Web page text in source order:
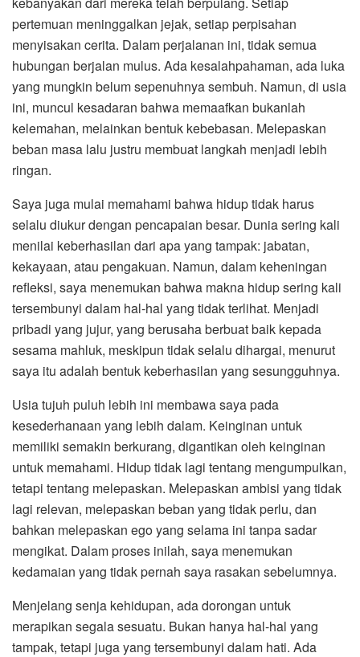
pertemuan meninggalkan jejak, setiap perpisahan
menyisakan cerita. Dalam perjalanan ini, tidak semua
hubungan berjalan mulus. Ada kesalahpahaman, ada luka
yang mungkin belum sepenuhnya sembuh. Namun, di usia
ini, muncul kesadaran bahwa memaafkan bukanlah
kelemahan, melainkan bentuk kebebasan. Melepaskan
beban masa lalu justru membuat langkah menjadi lebih
ringan.
Saya juga mulai memahami bahwa hidup tidak harus
selalu diukur dengan pencapaian besar. Dunia sering kali
menilai keberhasilan dari apa yang tampak: jabatan,
kekayaan, atau pengakuan. Namun, dalam keheningan
refleksi, saya menemukan bahwa makna hidup sering kali
tersembunyi dalam hal-hal yang tidak terlihat. Menjadi
pribadi yang jujur, yang berusaha berbuat baik kepada
sesama mahluk, meskipun tidak selalu dihargai, menurut
saya itu adalah bentuk keberhasilan yang sesungguhnya.
Usia tujuh puluh lebih ini membawa saya pada
kesederhanaan yang lebih dalam. Keinginan untuk
memiliki semakin berkurang, digantikan oleh keinginan
untuk memahami. Hidup tidak lagi tentang mengumpulkan,
tetapi tentang melepaskan. Melepaskan ambisi yang tidak
lagi relevan, melepaskan beban yang tidak perlu, dan
bahkan melepaskan ego yang selama ini tanpa sadar
mengikat. Dalam proses inilah, saya menemukan
kedamaian yang tidak pernah saya rasakan sebelumnya.
Menjelang senja kehidupan, ada dorongan untuk
merapikan segala sesuatu. Bukan hanya hal-hal yang
tampak, tetapi juga yang tersembunyi dalam hati. Ada